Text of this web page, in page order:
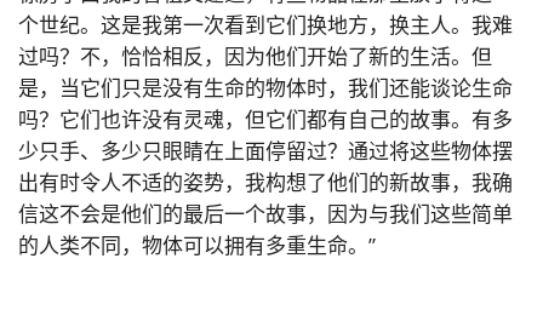
个世纪。这是我第一次看到它们换地方，换主人。我难
过吗？不，恰恰相反，因为他们开始了新的生活。但
是，当它们只是没有生命的物体时，我们还能谈论生命
吗？它们也许没有灵魂，但它们都有自己的故事。有多
少只手、多少只眼睛在上面停留过？通过将这些物体摆
出有时令人不适的姿势，我构想了他们的新故事，我确
信这不会是他们的最后一个故事，因为与我们这些简单
的人类不同，物体可以拥有多重生命。”